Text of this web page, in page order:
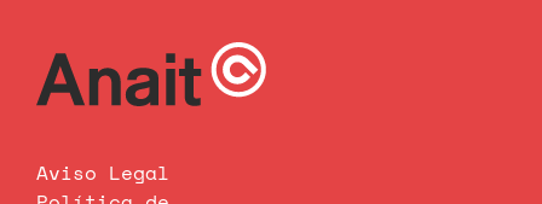
Aviso Legal